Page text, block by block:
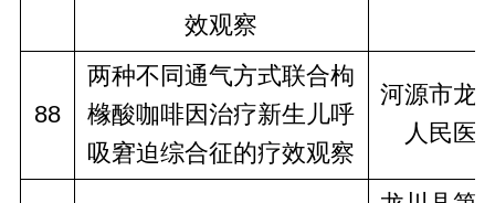
效观察
88
两种不同通气方式联合枸
橼酸咖啡因治疗新生儿呼
吸窘迫综合征的疗效观察
河源市龙
人民医